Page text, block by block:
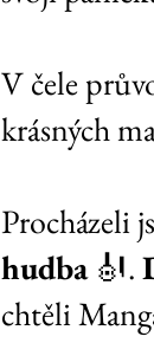
V čele
krásných
Procházeli
hudba 🎻.
chtěli